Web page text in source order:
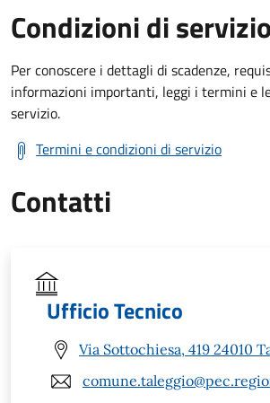
Condizioni di servizio
Per conoscere i dettagli di scadenze,
informazioni importanti, leggi i termini e
servizio.
Termini e condizioni di servizio
Contatti
Ufficio Tecnico
Via Sottochiesa, 419 24010